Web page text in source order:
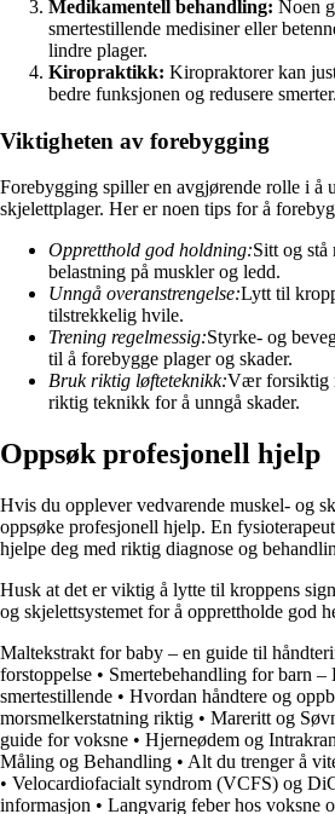
Medikamentell behandling: Noen
smertestillende medisiner eller
lindre plager.
Kiropraktikk: Kiropraktorer kan
bedre funksjonen og redusere smerter.
Viktigheten av forebygging
Forebygging spiller en avgjørende rolle i å
skjelettplager. Her er noen tips for å
Oppretthold god holdning:Sitt og stå
belastning på muskler og ledd.
Unngå overanstrengelse:Lytt til
tilstrekkelig hvile.
Trening regelmessig:Styrke- og
til å forebygge plager og skader.
Bruk riktig løfteteknikk:Vær forsiktig
riktig teknikk for å unngå skader.
Oppsøk profesjonell hjelp
Hvis du opplever vedvarende muskel- og
oppsøke profesjonell hjelp. En
hjelpe deg med riktig diagnose og
Husk at det er viktig å lytte til kroppens
og skjelettsystemet for å opprettholde god
Maltekstrakt for baby – en guide til
forstoppelse • Smertebehandling for barn
smertestillende • Hvordan håndtere og
morsmelkerstatning riktig • Mareritt og
guide for voksne • Hjerneødem og
Måling og Behandling • Alt du trenger å
• Velocardiofacialt syndrom (VCFS) og
informasjon • Langvarig feber hos voksne